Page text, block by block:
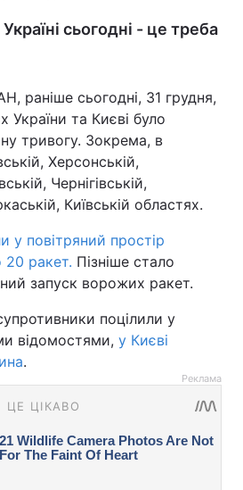
сьогодні - це треба
раніше сьогодні, 31 грудня,
України та Києві було
тривогу. Зокрема, в
Херсонській,
Чернігівській,
Київській областях.
у повітряний простір
20 ракет. Пізніше стало
запуск ворожих ракет.
поцілили у
відомостями, у Києві
.
Реклама